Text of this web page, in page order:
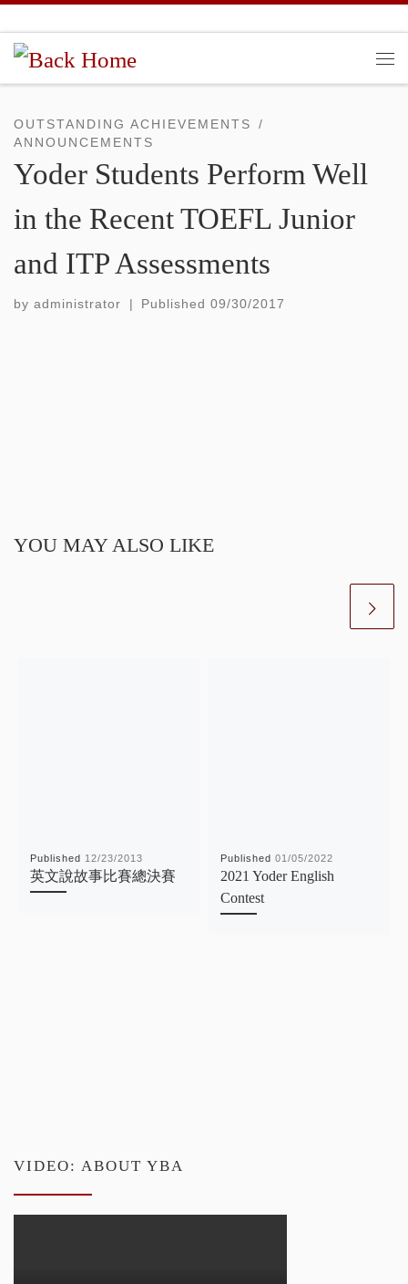
OUTSTANDING ACHIEVEMENTS
ANNOUNCEMENTS
Yoder Students Perform Well
in the Recent TOEFL Junior
and ITP Assessments
by administrator Published09/30/2017
YOU MAY ALSO LIKE
Published 12/23/2013
英文說故事比賽總決賽
Published 01/05/2022
2021 Yoder English
Contest
VIDEO: ABOUT YBA